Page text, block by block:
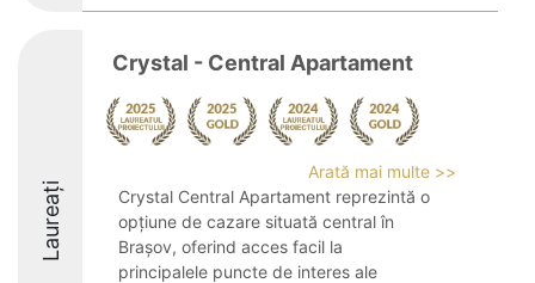
Laureați
Crystal - Central Apartament
Arată mai multe >>
Crystal Central Apartament reprezintă o
opțiune de cazare situată central în
Brașov, oferind acces facil la
principalele puncte de interes ale